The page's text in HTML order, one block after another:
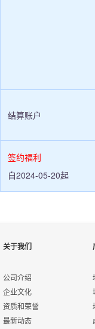
结算账户
签约福利
自2024-05-20起
关于我们
公司介绍
企业文化
资质和荣誉
最新动态